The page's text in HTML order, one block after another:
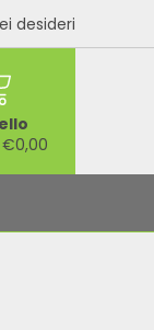
desideri
€0,00